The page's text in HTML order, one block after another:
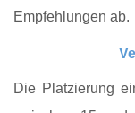
Empfehlungen ab.
Die Platzierung